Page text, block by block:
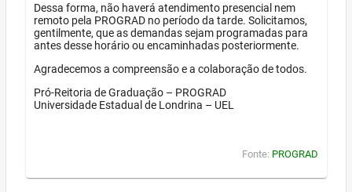
Dessa forma, não haverá atendimento presencial nem
remoto pela PROGRAD no período da tarde. Solicitamos,
gentilmente, que as demandas sejam programadas para
antes desse horário ou encaminhadas posteriormente.
Agradecemos a compreensão e a colaboração de todos.
Pró-Reitoria de Graduação – PROGRAD
Universidade Estadual de Londrina – UEL
Fonte: PROGRAD